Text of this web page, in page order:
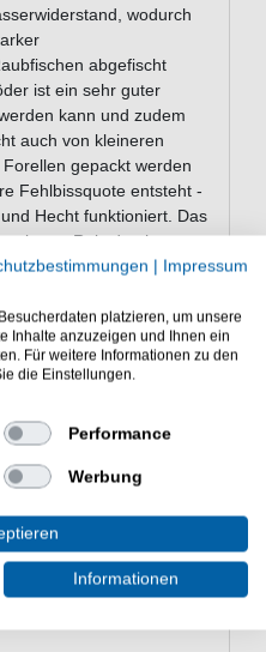
wodurch
abgefischt
ist ein sehr guter
kann und zudem
auch von kleineren
gepackt werden
Fehlbissquote entsteht -
Hecht funktioniert. Das
Reiz durch
auf die
nur eingeholt oder
gejiggt bzw. gezockt
ASP Jiggin
zum Raubfischangeln
wenig Wasserwiderstand
Lockreiz
geeignet
| Impressum
platzieren, um unsere
Inhalte anzuzeigen und Ihnen ein
Für weitere Informationen zu den
die Einstellungen.
Performance
Werbung
Informationen